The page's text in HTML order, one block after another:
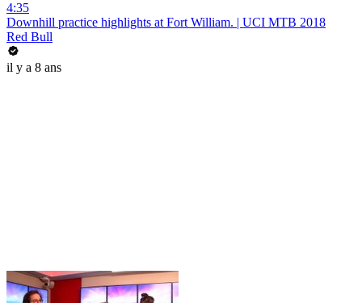
4:35
Downhill practice highlights at Fort William. | UCI MTB 2018
Red Bull
il y a 8 ans